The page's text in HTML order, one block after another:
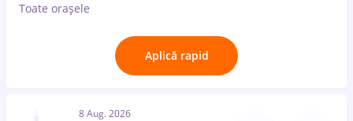
Toate oraşele
Aplică rapid
8 Aug. 2026